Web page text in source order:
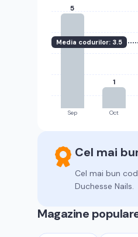
Media codurilor: 3.5
5
Sep
1
Oct
Cel mai
Cel mai bun
Duchesse Nails.
Magazine